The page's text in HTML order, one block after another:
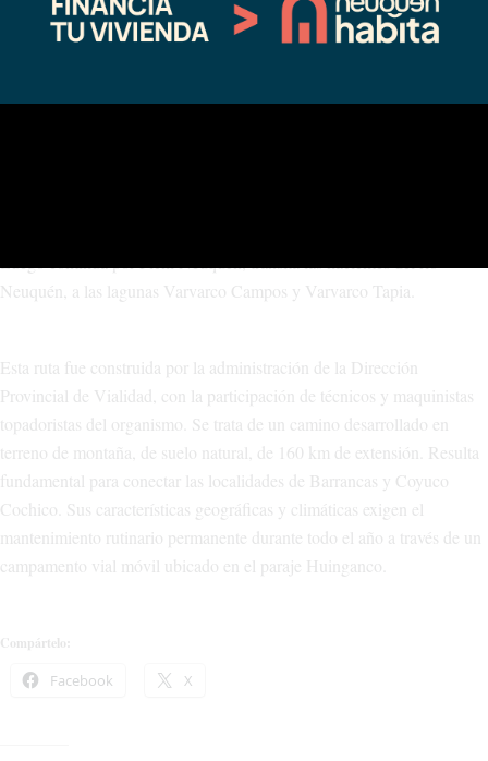
Luego continúa por Pichi Neuquén, transita las nacientes del río
Neuquén, a las lagunas Varvarco Campos y Varvarco Tapia.
Esta ruta fue construida por la administración de la Dirección
Provincial de Vialidad, con la participación de técnicos y maquinistas
topadoristas del organismo. Se trata de un camino desarrollado en
terreno de montaña, de suelo natural, de 160 km de extensión. Resulta
fundamental para conectar las localidades de Barrancas y Coyuco
Cochico. Sus características geográficas y climáticas exigen el
mantenimiento rutinario permanente durante todo el año a través de un
campamento vial móvil ubicado en el paraje Huinganco.
Compártelo:
Facebook X